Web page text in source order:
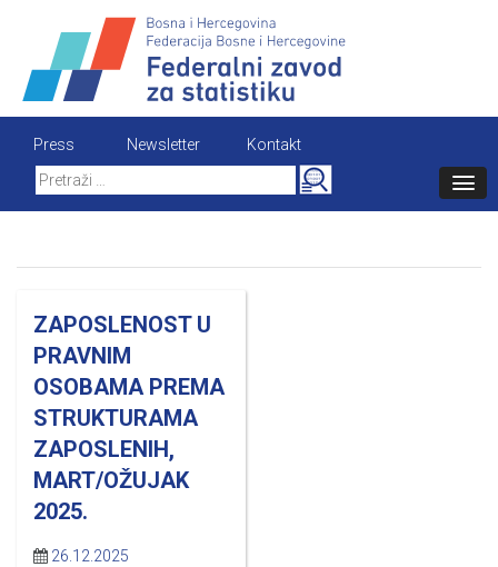
content
Press Newsletter
Kontakt
Search
for:
ZAPOSLENOST U
PRAVNIM
OSOBAMA PREMA
STRUKTURAMA
ZAPOSLENIH,
MART/OŽUJAK
2025.
26.12.2025